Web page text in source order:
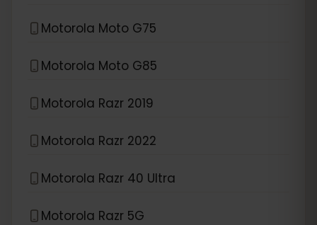
Motorola Moto G75
Motorola Moto G85
Motorola Razr 2019
Motorola Razr 2022
Motorola Razr 40 Ultra
Motorola Razr 5G